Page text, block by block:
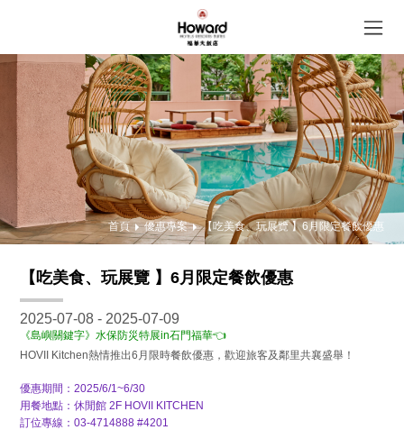
首頁 優惠專案 【吃美食、玩展覽 】6月限定餐飲優惠
【吃美食、玩展覽 】6月限定餐飲優惠
2025-07-08 - 2025-07-09
《島嶼關鍵字》水保防災特展in石門福華👈
HOVII Kitchen熱情推出6月限時餐飲優惠，歡迎旅客及鄰里共襄盛舉！
優惠期間：2025/6/1~6/30
用餐地點：休閒館 2F HOVII KITCHEN
訂位專線：03-4714888 #4201